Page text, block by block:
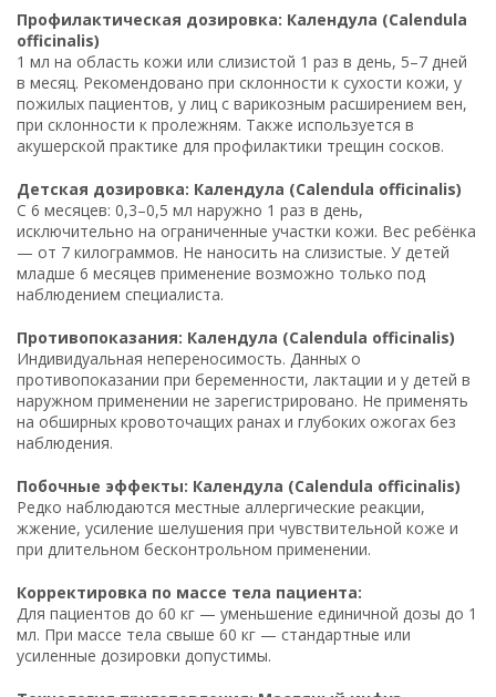
Профилактическая дозировка: Календула (Calendula
officinalis)
1 мл на область кожи или слизистой 1 раз в день, 5–7 дней
в месяц. Рекомендовано при склонности к сухости кожи, у
пожилых пациентов, у лиц с варикозным расширением вен,
при склонности к пролежням. Также используется в
акушерской практике для профилактики трещин сосков.
Детская дозировка: Календула (Calendula officinalis)
С 6 месяцев: 0,3–0,5 мл наружно 1 раз в день,
исключительно на ограниченные участки кожи. Вес ребёнка
— от 7 килограммов. Не наносить на слизистые. У детей
младше 6 месяцев применение возможно только под
наблюдением специалиста.
Противопоказания: Календула (Calendula officinalis)
Индивидуальная непереносимость. Данных о
противопоказании при беременности, лактации и у детей в
наружном применении не зарегистрировано. Не применять
на обширных кровоточащих ранах и глубоких ожогах без
наблюдения.
Побочные эффекты: Календула (Calendula officinalis)
Редко наблюдаются местные аллергические реакции,
жжение, усиление шелушения при чувствительной коже и
при длительном бесконтрольном применении.
Корректировка по массе тела пациента:
Для пациентов до 60 кг — уменьшение единичной дозы до 1
мл. При массе тела свыше 60 кг — стандартные или
усиленные дозировки допустимы.